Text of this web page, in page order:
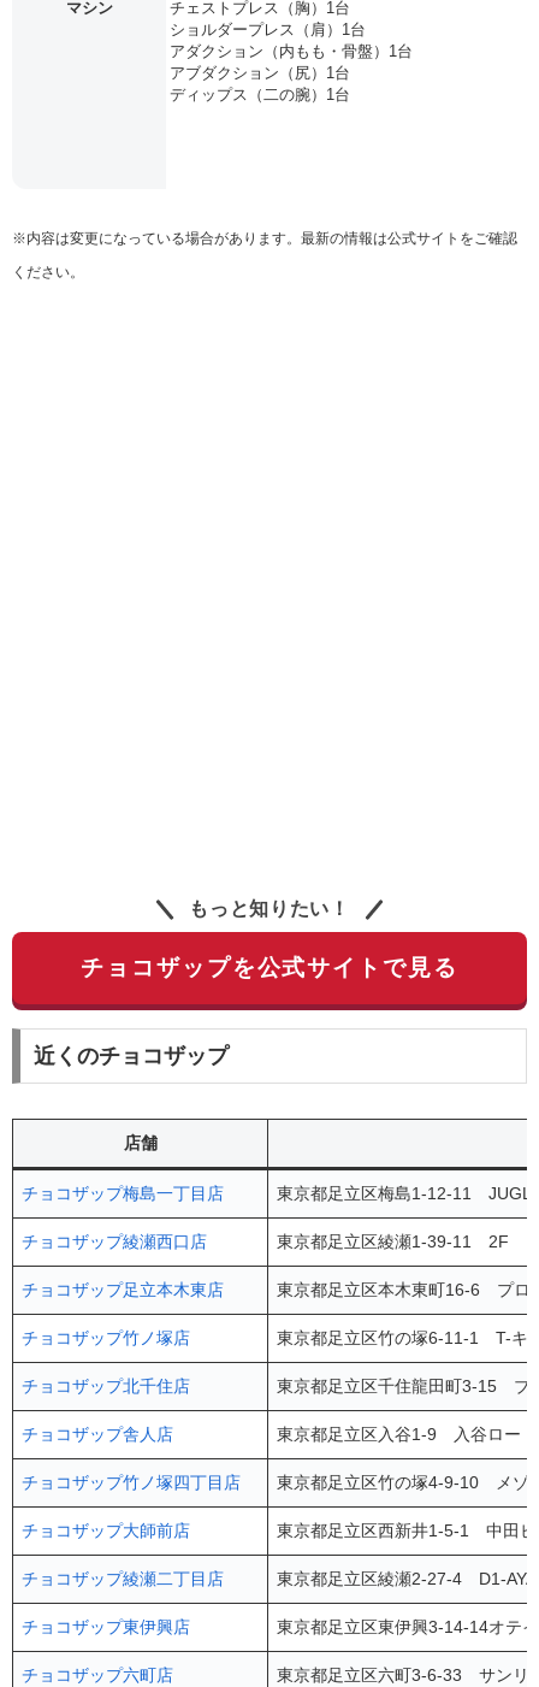
マシン
チェストプレス（胸）1台
ショルダープレス（肩）1台
アダクション（内もも・骨盤）1台
アブダクション（尻）1台
ディップス（二の腕）1台
※内容は変更になっている場合があります。最新の情報は公式サイトをご確認
ください。
もっと知りたい！
チョコザップを公式サイトで見る
近くのチョコザップ
店舗
チョコザップ梅島一丁目店 東京都足立区梅島1-12-11
チョコザップ綾瀬西口店 東京都足立区綾瀬1-39-11 2F
チョコザップ足立本木東店 東京都足立区本木東町16-6 プ
チョコザップ竹ノ塚店 東京都足立区竹の塚6-11-1 T-
チョコザップ北千住店 東京都足立区千住龍田町3-15
チョコザップ舎人店 東京都足立区入谷1-9 入谷ロー
チョコザップ竹ノ塚四丁目店 東京都足立区竹の塚4-9-10 メ
チョコザップ大師前店 東京都足立区西新井1-5-1 中田
チョコザップ綾瀬二丁目店 東京都足立区綾瀬2-27-4 D1-
チョコザップ東伊興店 東京都足立区東伊興3-14-14オテ
チョコザップ六町店 東京都足立区六町3-6-33 サン